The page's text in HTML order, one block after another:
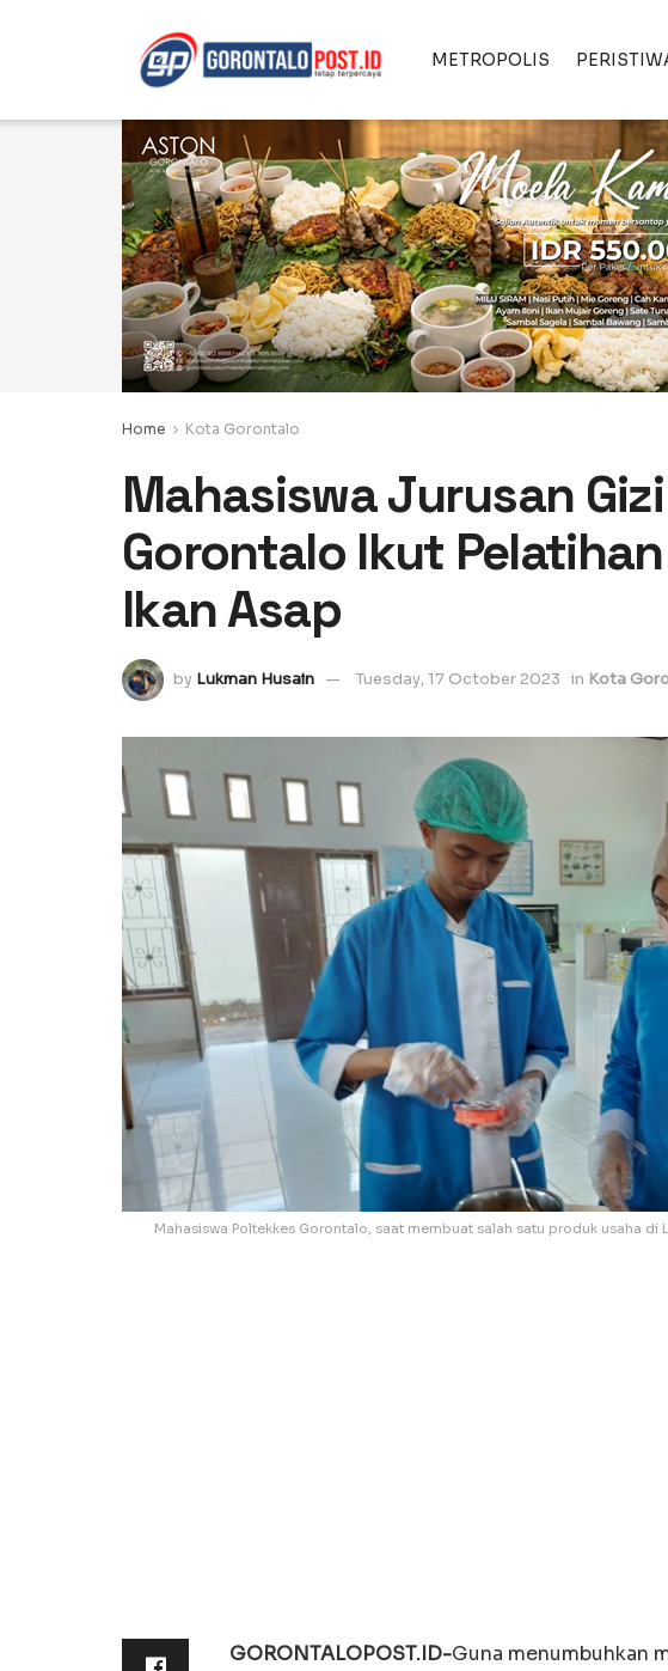
METROPOLIS
Home Kota Gorontalo
Mahasiswa Jurusan
Gorontalo Ikut
Ikan Asap
by Lukman Husain Tuesday, 17 October 2023 in Kota
Mahasiswa Poltekkes Gorontalo, saat membuat salah satu produk usaha di
GORONTALOPOST.ID-Guna menumbuhkan